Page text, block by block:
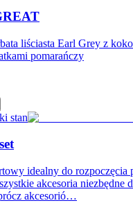
liściasta Earl Grey z
pomarańczy
stan
idealny do rozpoczęcia
akcesoria niezbędne
akcesorió…